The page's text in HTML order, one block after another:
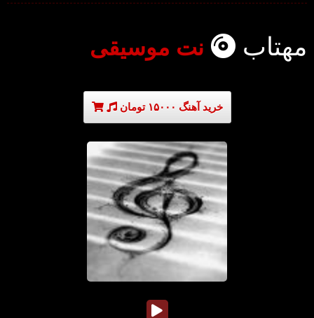
مهتاب نت موسیقی
خرید آهنگ ۱۵۰۰۰ تومان